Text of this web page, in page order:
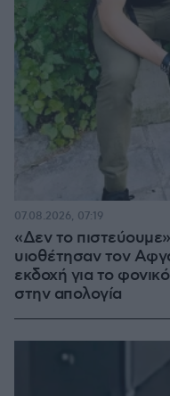
«Δεν το
υιοθέτησαν τον
εκδοχή για το
στην απολογία
07.08.2026, 07:19